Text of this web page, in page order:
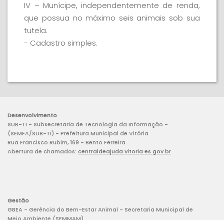
IV – Munícipe, independentemente de renda,
que possua no máximo seis animais sob sua
tutela.
- Cadastro simples.
Desenvolvimento
SUB-TI - Subsecretaria de Tecnologia da Informação -
(SEMFA/SUB-TI) - Prefeitura Municipal de Vitória
Rua Francisco Rubim, 169 - Bento Ferreira
Abertura de chamados: centraldeajuda.vitoria.es.gov.br
Gestão
GBEA - Gerência do Bem-Estar Animal - Secretaria Municipal de
Meio Ambiente (SEMMAM)